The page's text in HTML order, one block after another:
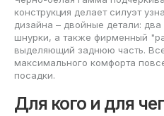
конструкция делает силуэт
дизайна – двойные детали:
шнурки, а также фирменный
выделяющий заднюю часть.
максимального комфорта
посадки.
Для кого и для